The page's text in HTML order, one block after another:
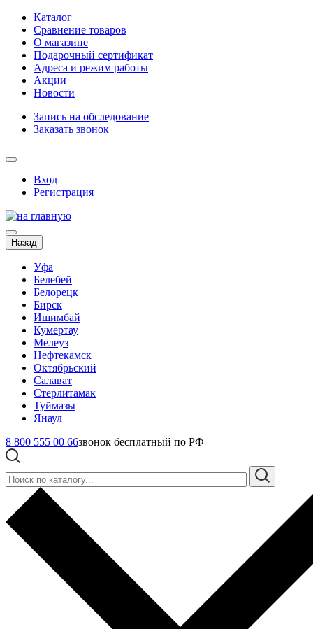
Каталог
Сравнение товаров
О магазине
Подарочный сертификат
Адреса и режим работы
Акции
Новости
Запись на обследование
Заказать звонок
Вход
Регистрация
Назад
Уфа
Белебей
Белорецк
Бирск
Ишимбай
Кумертау
Мелеуз
Нефтекамск
Октябрьский
Салават
Стерлитамак
Туймазы
Янаул
8 800 555 00 66звонок бесплатный по РФ